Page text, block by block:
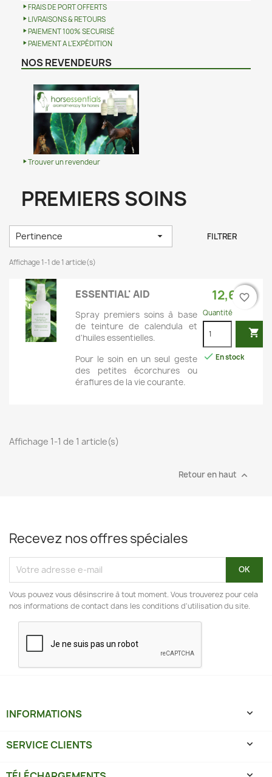
FRAIS DE PORT OFFERTS
LIVRAISONS & RETOURS
PAIEMENT 100% SECURISÉ
PAIEMENT A L'EXPÉDITION
NOS REVENDEURS
Trouver un revendeur
PREMIERS SOINS
Pertinence  FILTRER
Affichage 1-1 de 1 article(s)
ESSENTIAL' AID
Spray premiers soins à base
de teinture de calendula et
d'huiles essentielles.
Pour le soin en un seul geste
des petites écorchures ou
éraflures de la vie courante.
12,60 €
Quantité

favorite_border
 En stock
favorite_border
Affichage 1-1 de 1 article(s)
Retour en haut 
Recevez nos offres spéciales
Vous pouvez vous désinscrire à tout moment. Vous trouverez pour cela
nos informations de contact dans les conditions d'utilisation du site.
INFORMATIONS 
SERVICE CLIENTS 